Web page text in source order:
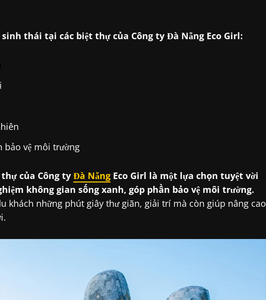
thái tại các biệt thự của Công ty Đà Nẵng Eco Girl:
bảo vệ môi trường
của Công ty Đà Nẵng Eco Girl là một lựa chọn tuyệt vời
không gian sống xanh, góp phần bảo vệ môi trường.
khách những phút giây thư giãn, giải trí mà còn giúp nâng cao